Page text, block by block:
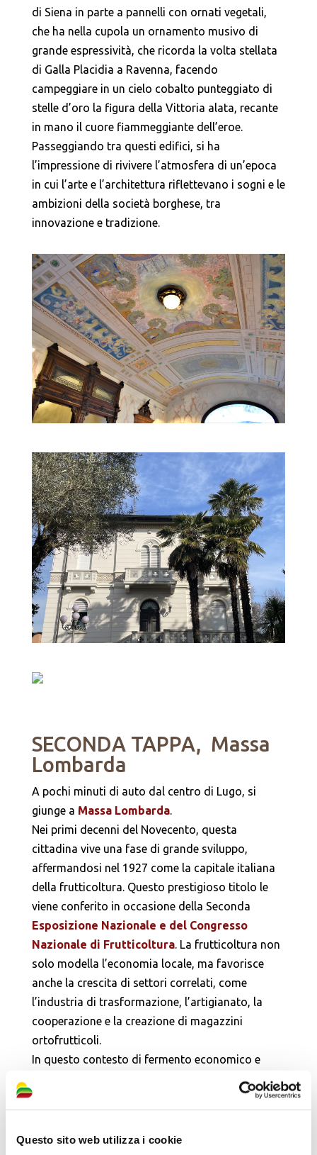
Questo sito web utilizza i cookie
di Siena in parte a pannelli con ornati vegetali,
che ha nella cupola un ornamento musivo di
grande espressività, che ricorda la volta stellata
di Galla Placidia a Ravenna, facendo
campeggiare in un cielo cobalto punteggiato di
stelle d’oro la figura della Vittoria alata, recante
in mano il cuore fiammeggiante dell’eroe.
Passeggiando tra questi edifici, si ha
l’impressione di rivivere l’atmosfera di un’epoca
in cui l’arte e l’architettura riflettevano i sogni e le
ambizioni della società borghese, tra
innovazione e tradizione.
SECONDA TAPPA, Massa
Lombarda
A pochi minuti di auto dal centro di Lugo, si
giunge a Massa Lombarda.
Nei primi decenni del Novecento, questa
cittadina vive una fase di grande sviluppo,
affermandosi nel 1927 come la capitale italiana
della frutticoltura. Questo prestigioso titolo le
viene conferito in occasione della Seconda
Esposizione Nazionale e del Congresso
Nazionale di Frutticoltura. La frutticoltura non
solo modella l’economia locale, ma favorisce
anche la crescita di settori correlati, come
l’industria di trasformazione, l’artigianato, la
cooperazione e la creazione di magazzini
ortofrutticoli.
In questo contesto di fermento economico e
sociale, nel 1910 viene inaugurato il Pueris
Sacrum, un edificio realizzato su iniziativa di una
asilo infantile. La struttura, recentemente